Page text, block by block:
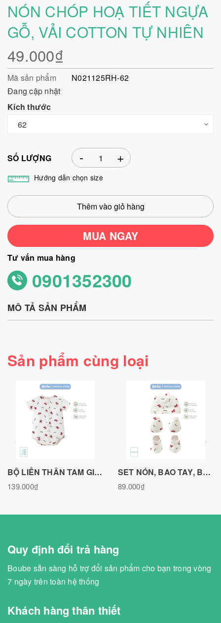
NÓN CHÓP HOẠ TIẾT NGỰA
GỖ, VẢI COTTON TỰ NHIÊN
49.000₫
Mã sản phẩm
N021125RH-62
Đang cập nhật
Kích thước
SỐ LƯỢNG +
-
Hướng dẫn chọn size
Thêm vào giỏ hàng
MUA NGAY
Tư vấn mua hàng
0901352300
MÔ TẢ SẢN PHẨM
Sản phẩm cùng loại
BỘ LIỀN THÂN TAM GIÁC CÚC CÀI THẲNG , HOẠ TIẾT NGỰA GỖ CHẤT LIỆU COTTON TỰ NHIÊN BL280526RH
139.000₫
SET NÓN, BAO TAY, BAO CHÂN NGỰA GỖ COTTON TỰ NHIÊN BPK011125RH
89.000₫
Quy định đổi trả hàng
Boube sẵn sàng hỗ trợ đổi sản phẩm cho bạn trong vòng
7 ngày trên toàn hệ thống
Khách hàng thân thiết